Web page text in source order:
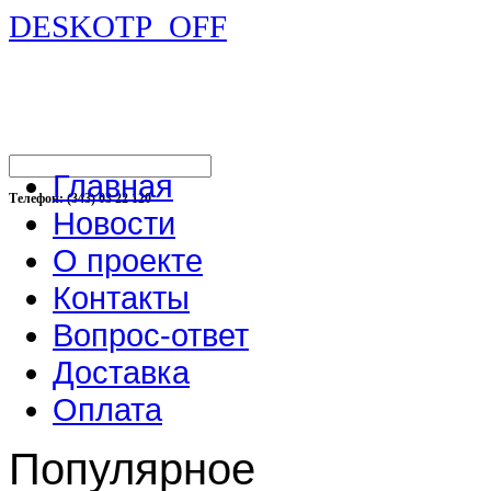
DESKOTP_OFF
Телефон: (343) 03 22 120
Главная
Новости
О проекте
Контакты
Вопрос-ответ
Доставка
Оплата
Популярное